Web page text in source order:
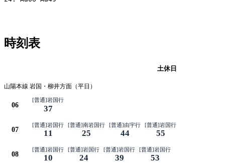
時刻表
土休日
山陽本線 岩国・柳井方面（平日）
06
[普通]岩国行
37
07
[普通]岩国行
11
[普通]南岩国行
25
[普通]由宇行
44
[普通]岩国行
55
08
[普通]岩国行
10
[普通]岩国行
24
[普通]岩国行
39
[普通]岩国行
53